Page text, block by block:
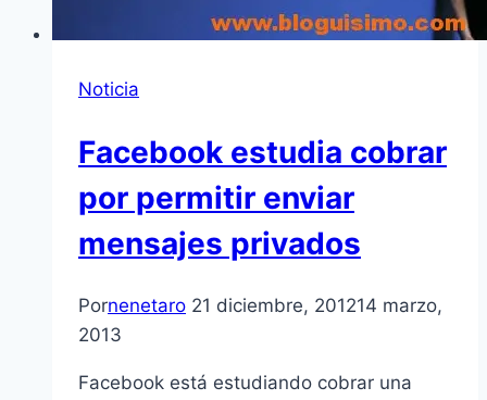
Noticia
Facebook estudia cobrar
por permitir enviar
mensajes privados
Pornenetaro 21 diciembre, 201214 marzo,
2013
Facebook está estudiando cobrar una